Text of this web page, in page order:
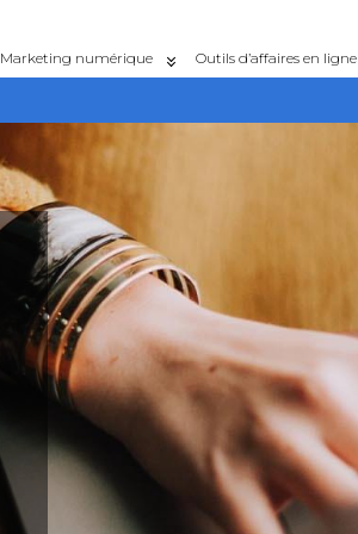
Marketing numérique Outils d’affaires en ligne